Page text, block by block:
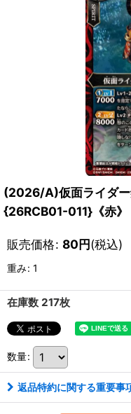
(2026/A)仮面ライダー
{26RCB01-011}《赤》
販売価格: 80円(税込)
重み: 1
在庫数 217枚
数量:
返品特約に関する重要事